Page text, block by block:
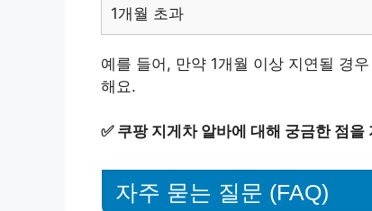
1개월 초과
예를 들어, 만약 1개월 이상 지연될 경
해요.
✅ 쿠팡 지게차 알바에 대해 궁금한 점을
자주 묻는 질문 (FAQ)